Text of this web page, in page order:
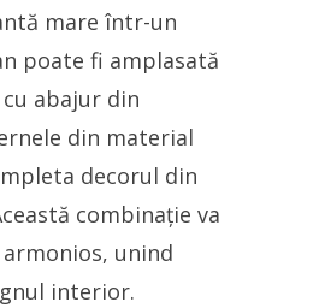
mare într-un
poate fi amplasată
abajur din
din material
decorul din
combinație va
unind
interior.